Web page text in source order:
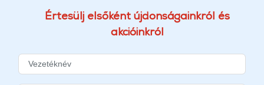
Értesülj elsőként újdonságainkról és
akcióinkról